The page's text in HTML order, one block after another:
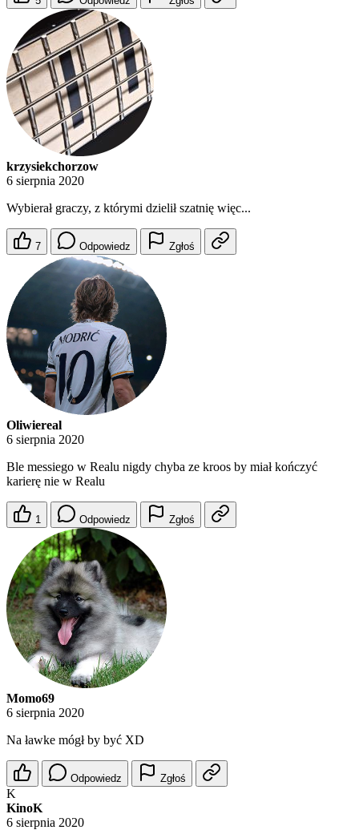
krzysiekchorzow
6 sierpnia 2020
Wybierał graczy, z którymi dzielił szatnię więc...
7 Odpowiedz Zgłoś
Oliwiereal
6 sierpnia 2020
Ble messiego w Realu nigdy chyba ze kroos by miał kończyć
karierę nie w Realu
1 Odpowiedz Zgłoś
Momo69
6 sierpnia 2020
Na ławke mógł by być XD
Odpowiedz Zgłoś
K
KinoK
6 sierpnia 2020